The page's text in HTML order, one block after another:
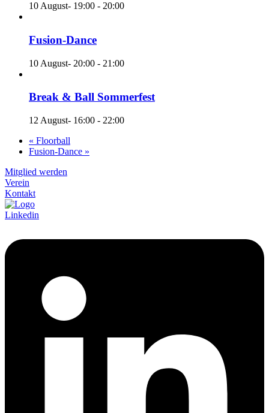
10 August- 19:00 - 20:00
Fusion-Dance
10 August- 20:00 - 21:00
Break & Ball Sommerfest
12 August- 16:00 - 22:00
« Floorball
Fusion-Dance »
Mitglied werden
Verein
Kontakt
Linkedin